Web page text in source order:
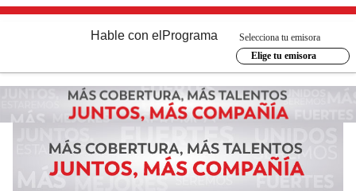
Hable con el Programa
Selecciona tu emisora
Elige tu emisora